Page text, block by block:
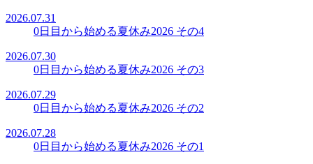
2026.07.31
0日目から始める夏休み2026 その4
2026.07.30
0日目から始める夏休み2026 その3
2026.07.29
0日目から始める夏休み2026 その2
2026.07.28
0日目から始める夏休み2026 その1